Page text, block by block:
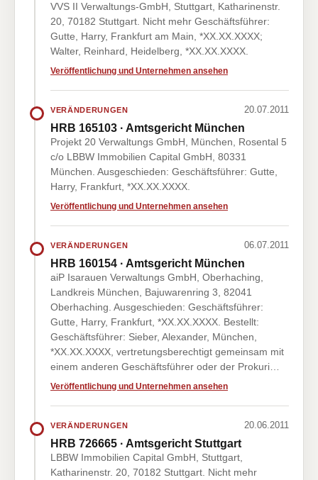
VVS II Verwaltungs-GmbH, Stuttgart, Katharinenstr.
20, 70182 Stuttgart. Nicht mehr Geschäftsführer:
Gutte, Harry, Frankfurt am Main, *XX.XX.XXXX;
Walter, Reinhard, Heidelberg, *XX.XX.XXXX.
Veröffentlichung und Unternehmen ansehen
VERÄNDERUNGEN 20.07.2011
HRB 165103 · Amtsgericht München
Projekt 20 Verwaltungs GmbH, München, Rosental 5
c/o LBBW Immobilien Capital GmbH, 80331
München. Ausgeschieden: Geschäftsführer: Gutte,
Harry, Frankfurt, *XX.XX.XXXX.
Veröffentlichung und Unternehmen ansehen
VERÄNDERUNGEN 06.07.2011
HRB 160154 · Amtsgericht München
aiP Isarauen Verwaltungs GmbH, Oberhaching,
Landkreis München, Bajuwarenring 3, 82041
Oberhaching. Ausgeschieden: Geschäftsführer:
Gutte, Harry, Frankfurt, *XX.XX.XXXX. Bestellt:
Geschäftsführer: Sieber, Alexander, München,
*XX.XX.XXXX, vertretungsberechtigt gemeinsam mit
einem anderen Geschäftsführer oder der Prokuri…
Veröffentlichung und Unternehmen ansehen
VERÄNDERUNGEN 20.06.2011
HRB 726665 · Amtsgericht Stuttgart
LBBW Immobilien Capital GmbH, Stuttgart,
Katharinenstr. 20, 70182 Stuttgart. Nicht mehr